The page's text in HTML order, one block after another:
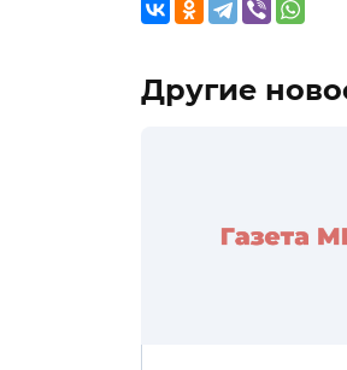
Другие